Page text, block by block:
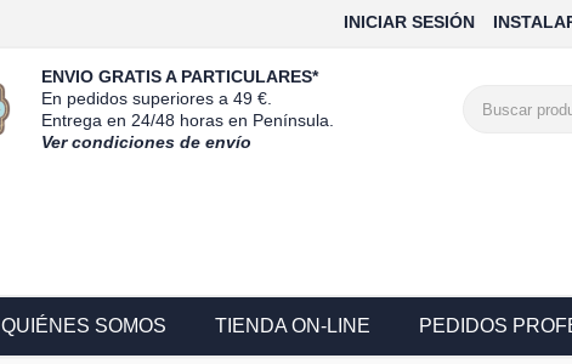
INICIAR SESIÓN
ENVIO GRATIS A PARTICULARES*
En pedidos superiores a 49 €.
Entrega en 24/48 horas en Península.
Ver condiciones de envío
QUIÉNES SOMOS TIENDA ON-LINE PEDIDOS